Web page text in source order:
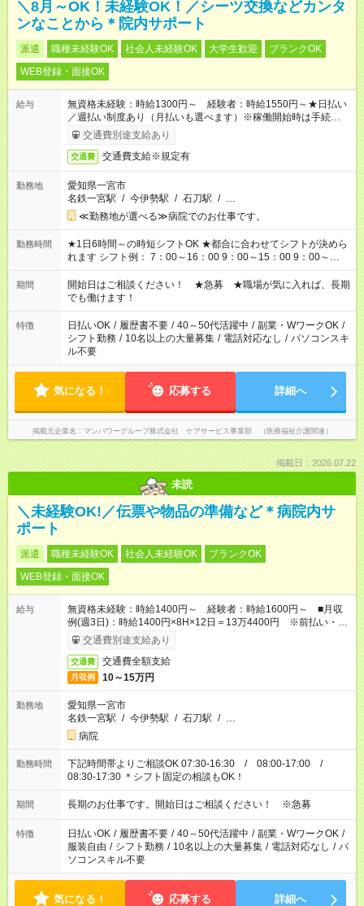
＼8月～OK！未経験OK！／シーツ交換などカンタ
ンなことから＊院内サポート
派遣 職種未経験OK 社会人未経験OK 大学生歓迎
ブランクOK
WEB登録・面接OK
給与
無資格未経験：時給1300円～ 経験者：時給1550円～★日払い
／週払い制度あり（月払いも選べます）※稼働開始時は手続き完
了次第のお支払いとなります。
交通費別途支給あり
交通費 交通費支給※規定有
勤務地
愛知県一宮市
名鉄一宮駅 / 今伊勢駅 / 石刀駅 / …
≪勤務地が選べる≫病院でのお仕事です。
勤務時間
★1日6時間～の時短シフトOK ★都合に合わせてシフトが決めら
れます シフト例： 7：00～16：00 9：00～15：00 9：00～
18：00 11：00～20：00 など ※Wワークの場合、他のお仕事と
合わせ週40時間超の就業はご案内できません ※法令に基づき、
週20時間以上勤務は社会保険への加入対象となります ※労働者
派遣法（日雇い派遣の原則禁止）により、短時間・短期間の就
業はご案内が難しい場合があります
期間
開始日はご相談ください！ ★急募 ★職場が気に入れば、長期
でも働けます！
特徴 日払いOK / 履歴書不要 / 40～50代活躍中 / 副業・WワークOK /
シフト勤務 / 10名以上の大量募集 / 電話対応なし / パソコンスキ
ル不要
気になる！ 応募する 詳細へ
掲載元企業名 マンパワーグループ株式会社 ケアサービス事業部 （医療福祉介護関連）
掲載日：2026.07.22
未読
＼未経験OK!／伝票や物品の準備など＊病院内サ
ポート
派遣 職種未経験OK 社会人未経験OK
ブランクOK
WEB登録・面接OK
給与
無資格未経験：時給1400円～ 経験者：時給1600円～ ■月収
例(週3日)：時給1400円×8H×12日＝13万4400円 ※前払い・日
払い・週払いOK
交通費別途支給あり
交通費 交通費全額支給
月収例 10～15万円
勤務地
愛知県一宮市
名鉄一宮駅 / 今伊勢駅 / 石刀駅 / …
病院
勤務時間
下記時間帯よりご相談OK 07:30-16:30 / 08:00-17:00 /
08:30-17:30 ＊シフト固定の相談もOK！
期間 長期のお仕事です。開始日はご相談ください！ ※急募
特徴 日払いOK / 履歴書不要 / 40～50代活躍中 / 副業・WワークOK /
服装自由 / シフト勤務 / 10名以上の大量募集 / 電話対応なし / パ
ソコンスキル不要
気になる！ 応募する 詳細へ